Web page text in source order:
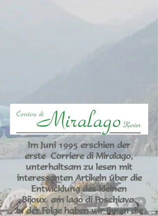
Im Juni 1995 erschien der
erste Corriere di Miralago,
unterhaltsam zu lesen mit
interessanten Artikeln über die
Entwicklung des kleinen
Bijoux am lago di Poschiavo.
In der Folge haben wir Ihnen die